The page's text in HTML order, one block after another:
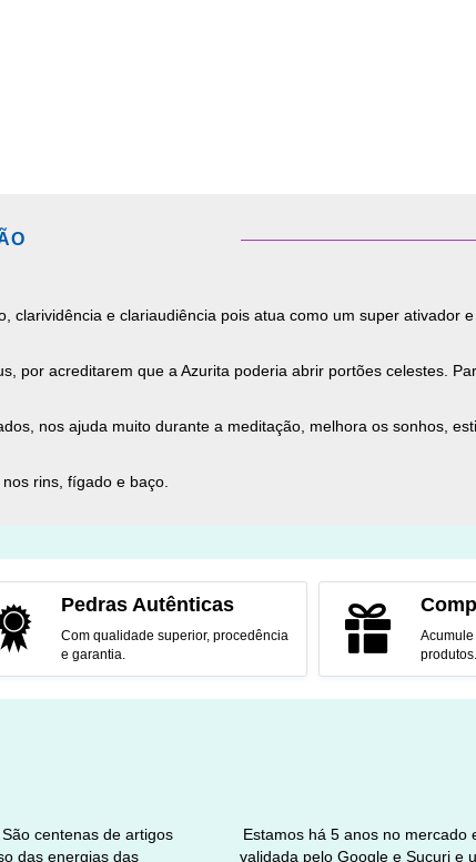
e clariaudiência pois atua como um super ativador
por acreditarem que a Azurita poderia abrir portões celestes.
nos ajuda muito durante a meditação, melhora os sonhos,
rins, fígado e baço.
Pedras Autênticas
Com qualidade superior, procedência
e garantia.
produtos.
Estamos há 5 anos no mercado
validada pelo Google e Sucuri e
São centenas de artigos
das energias das